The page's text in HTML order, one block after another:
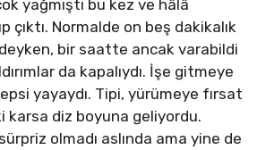
yağmıştı bu kez ve hâlâ
çıktı. Normalde on beş dakikalık
bir saatte ancak varabildi
da kapalıydı. İşe gitmeye
yayaydı. Tipi, yürümeye fırsat
karsa diz boyuna geliyordu.
olmadı aslında ama yine de